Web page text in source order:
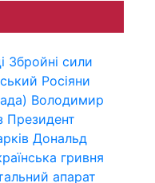
Збройні сили
Росіяни
Володимир
Президент
Дональд
гривня
апарат